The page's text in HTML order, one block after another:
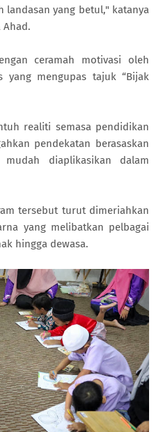
landasan yang betul," katanya
ceramah motivasi oleh
yang mengupas tajuk “Bijak
realiti semasa pendidikan
pendekatan berasaskan
diaplikasikan dalam
tersebut turut dimeriahkan
yang melibatkan pelbagai
hingga dewasa.